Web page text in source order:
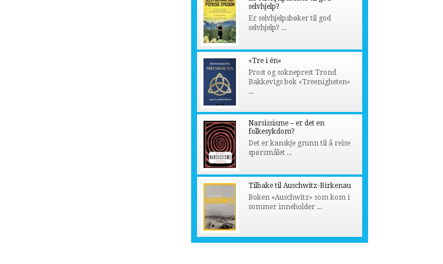
selvhjelp?
Er selvhjelpsbøker til god
selvhjelp? ...
«Tre i én»
Prost og sokneprest Trond
Bakkevigs bok «Treenigheten»
...
Narsissisme – er det en
folkesykdom?
Det er kanskje grunn til å reise
spørsmålet ...
Tilbake til Auschwitz-Birkenau
Boken «Auschwitz» som kom i
sommer inneholder ...